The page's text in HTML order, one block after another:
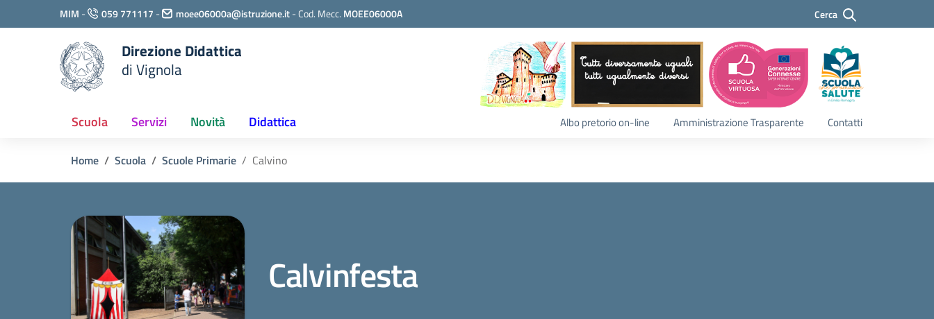
Vai ai contenuti
Vai al menu di navigazione
Vai al footer
MIM - 059 771117 - moee06000a@istruzione.it-Cod. Mecc. MOEE06000A Cerca
Direzione Didattica
di Vignola
Cerca
Scuola Servizi Novità Didattica Albo pretorio on-line Amministrazione Trasparente Contatti
Home Scuola Scuole Primarie Calvino
Calvinfesta